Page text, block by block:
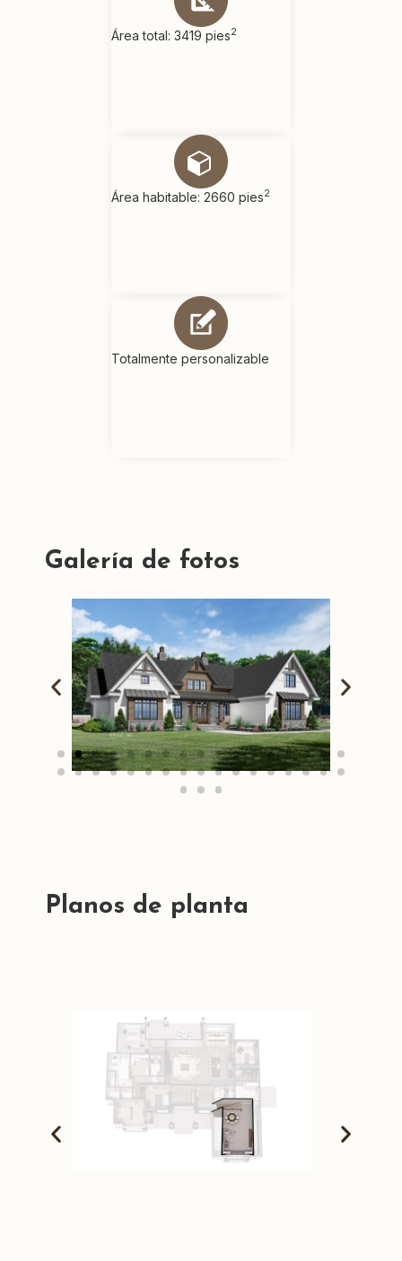
Área total: 3419 pies2
Área habitable: 2660 pies2
Totalmente personalizable
Galería de fotos
Planos de planta